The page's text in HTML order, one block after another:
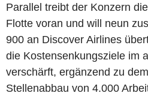
Parallel treibt der Konzern
Flotte voran und will neun
900 an Discover Airlines
die Kostensenkungsziele im
verschärft, ergänzend zu
Stellenabbau von 4.000